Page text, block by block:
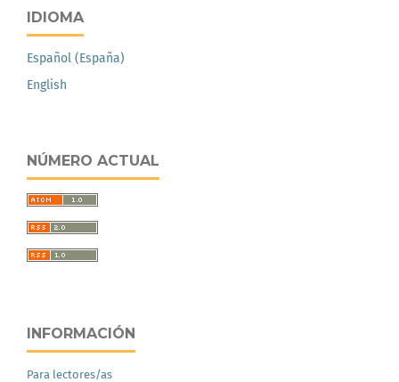
IDIOMA
Español (España)
English
NÚMERO ACTUAL
INFORMACIÓN
Para lectores/as